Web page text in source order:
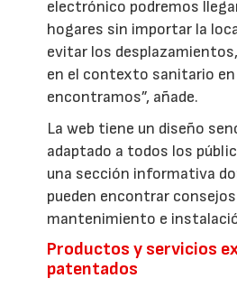
electrónico podremos
hogares sin importar la
evitar los
en el contexto sanitario en
encontramos”, añade.
La web tiene un diseño
adaptado a todos los
una sección informativa
pueden encontrar
mantenimiento e
Productos y servicios
patentados